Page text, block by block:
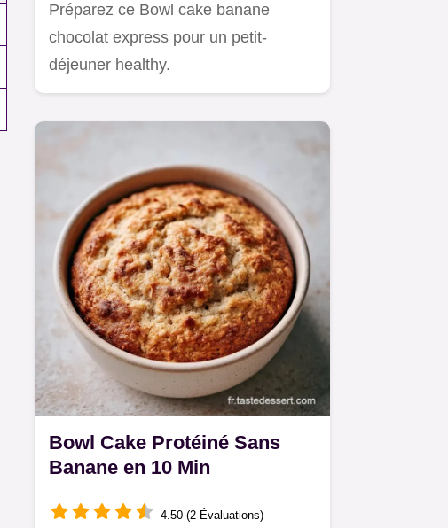
Préparez ce Bowl cake banane
chocolat express pour un petit-
déjeuner healthy.
Bowl Cake Protéiné Sans
Banane en 10 Min
4.50 (2 Évaluations)